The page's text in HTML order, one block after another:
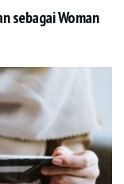
sebagai Woman